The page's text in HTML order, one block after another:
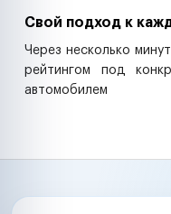
Свой подход к
Через несколько
рейтингом под
автомобилем